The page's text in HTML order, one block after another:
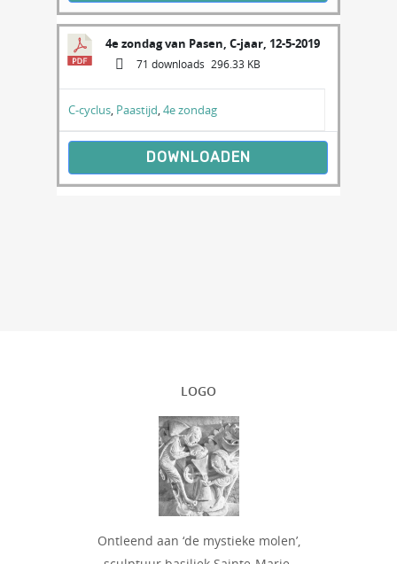
4e zondag van Pasen, C-jaar, 12-5-2019
71 downloads 296.33 KB
C-cyclus, Paastijd,4e zondag
DOWNLOADEN
LOGO
Ontleend aan ‘de mystieke molen’,